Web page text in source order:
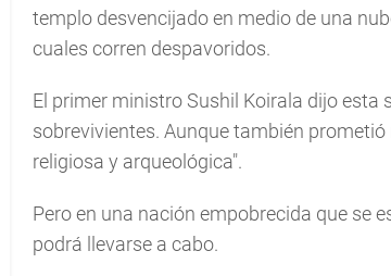
templo desvencijado en medio de una
cuales corren despavoridos.
El primer ministro Sushil Koirala dijo esta
sobrevivientes. Aunque también
religiosa y arqueológica".
Pero en una nación empobrecida que se
podrá llevarse a cabo.